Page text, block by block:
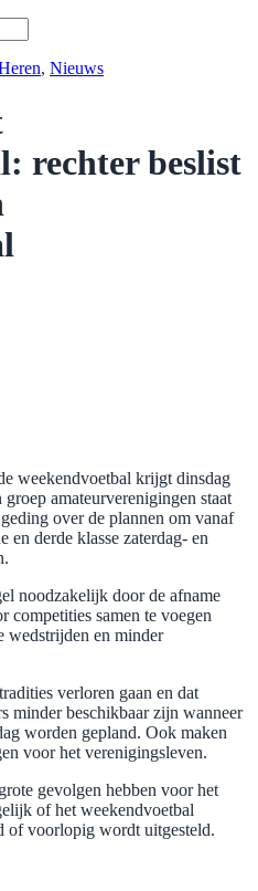
, Nieuws
rechter beslist
weekendvoetbal krijgt dinsdag
amateurverenigingen staat
over de plannen om vanaf
en derde klasse zaterdag- en
noodzakelijk door de afname
competities samen te voegen
wedstrijden en minder
verloren gaan en dat
minder beschikbaar zijn wanneer
worden gepland. Ook maken
voor het verenigingsleven.
gevolgen hebben voor het
of het weekendvoetbal
of voorlopig wordt uitgesteld.